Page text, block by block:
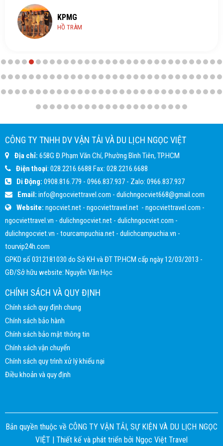
KPMG
HỒ TRÀM
CÔNG TY TNHH DV VẬN TẢI VÀ DU LỊCH NGỌC VIỆT
Địa chỉ: 658G Đ.Phạm Văn Chí, Phường Bình Tiên, TP.HCM
Điện thoại: 028.2216.6688 Fax: 028.2216.6688
Di Động: 0908.816.779 - 0966.837.937 - Zalo: 0966.837.937
Email: info@ngocviettravel.com - dulichngocviet668@gmail.com
Website: ngocviet.net - ngocviettravel.net - ngocviettravel.com -
ngocviettravel.vn - dulichngocviet.net - dulichngocviet.com -
dulichngocviet.vn - tourcampuchia.net - dulichcampuchia.vn -
tourvip24h.com
GPKD số 0312181030 do Sở KH và ĐT TP.HCM cấp ngày 12/03/2013 -
GĐ/Sở hữu website: Nguyễn Văn Học
CHÍNH SÁCH VÀ QUY ĐỊNH
Chính sách quy định chung
Chính sách bảo hành
Chính sách bảo mật thông tin
Chính sách vận chuyển
Chính sách quy trình xử lý khiếu nại
Điều khoản và quy định
Bản quyền thuộc về CÔNG TY VẬN TẢI, SỰ KIỆN VÀ DU LỊCH NGỌC
VIỆT | Thiết kế và phát triển bởi Ngọc Việt Travel